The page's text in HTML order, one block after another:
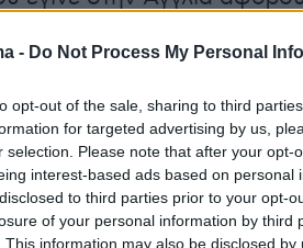
- Do Not Process My Personal
opt-out of the sale, sharing to third
for targeted advertising by us,
selection. Please note that after your opt-
interest-based ads based on personal
to third parties prior to your opt-
of your personal information by third
This information may also be disclosed
μαστού -HER2- και
θεραπεία με τα δύο
περιπτώσεις οι
σε μερικές από τις
εντελώς.